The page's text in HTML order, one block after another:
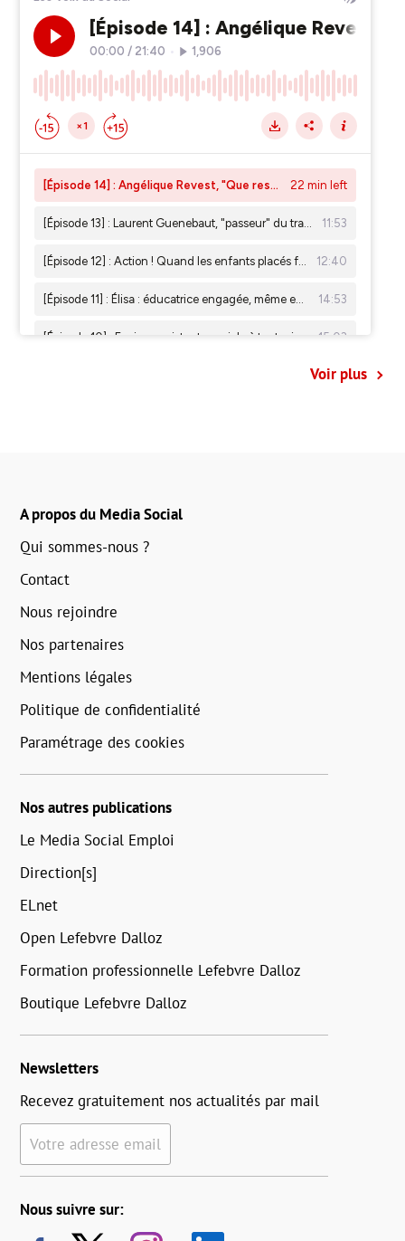
Voir plus
A propos du Media Social
Qui sommes-nous ?
Contact
Nous rejoindre
Nos partenaires
Mentions légales
Politique de confidentialité
Paramétrage des cookies
Nos autres publications
Le Media Social Emploi
Direction[s]
ELnet
Open Lefebvre Dalloz
Formation professionnelle Lefebvre Dalloz
Boutique Lefebvre Dalloz
Newsletters
Recevez gratuitement nos actualités par mail
Votre adresse email
Nous suivre sur: